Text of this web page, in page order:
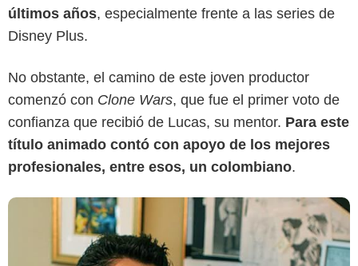
últimos años, especialmente frente a las series de
Disney Plus.
No obstante, el camino de este joven productor
comenzó con Clone Wars, que fue el primer voto de
confianza que recibió de Lucas, su mentor. Para este
título animado contó con apoyo de los mejores
profesionales, entre esos, un colombiano.